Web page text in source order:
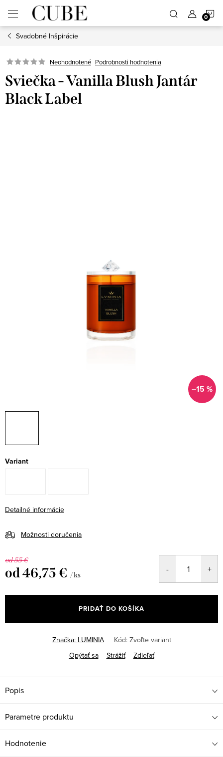
obsah
Svadobné Inšpirácie
Neohodnotené Podrobnosti hodnotenia
Sviečka - Vanilla Blush Jantár
Black Label
–15 %
Variant
Detailné informácie
Možnosti doručenia
od 55 €
od46,75 € / ks
cena:
PRIDAŤ DO KOŠÍKA
Značka: LUMINIA Kód: Zvoľte variant
Opýtať sa
Strážiť Zdieľať
Popis
Parametre produktu
Hodnotenie